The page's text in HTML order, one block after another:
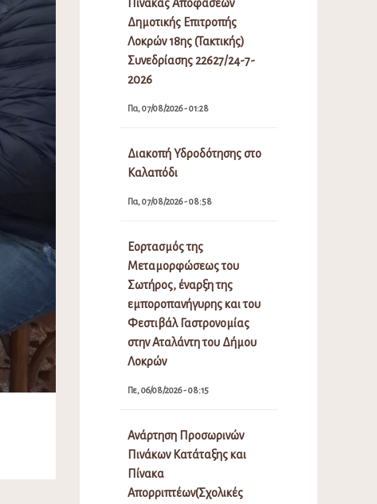
Πίνακας Αποφάσεων
Δημοτικής Επιτροπής
Λοκρών 18ης (Τακτικής)
Συνεδρίασης 22627/24-7-
2026
Πα, 07/08/2026 - 01:28
Διακοπή Υδροδότησης στο
Καλαπόδι
Πα, 07/08/2026 - 08:58
Εορτασμός της
Μεταμορφώσεως του
Σωτήρος, έναρξη της
εμποροπανήγυρης και του
Φεστιβάλ Γαστρονομίας
στην Αταλάντη του Δήμου
Λοκρών
Πε, 06/08/2026 - 08:15
Ανάρτηση Προσωρινών
Πινάκων Κατάταξης και
Πίνακα
Απορριπτέων(Σχολικές